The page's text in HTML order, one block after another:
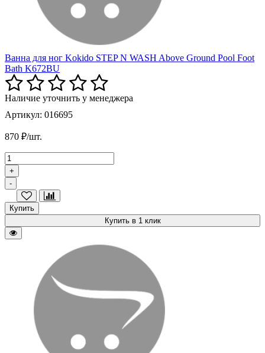
Ванна для ног Kokido STEP N WASH Above Ground Pool Foot
Bath K672BU
Наличие уточнить у менеджера
Артикул: 016695
870 ₽/шт.
+
-
Купить
Купить в 1 клик